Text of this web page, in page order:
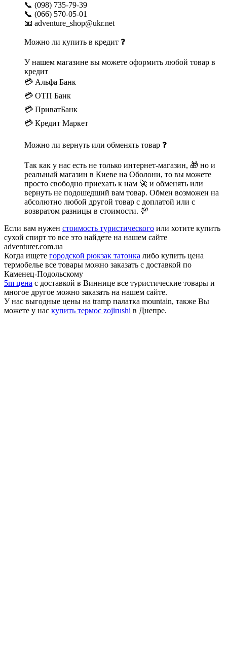
📞 (098) 735-79-39
📞 (066) 570-05-01
📧 adventure_shop@ukr.net
Можно ли купить в кредит ❓
У нашем магазине вы можете оформить любой товар в
кредит
💳 Альфа Банк
💳 ОТП Банк
💳 ПриватБанк
💳 Кредит Маркет
Можно ли вернуть или обменять товар ❓
Так как у нас есть не только интернет-магазин, 🎁 но и
реальный магазин в Киеве на Оболони, то вы можете
просто свободно приехать к нам 🚀 и обменять или
вернуть не подошедший вам товар. Обмен возможен на
абсолютно любой другой товар с доплатой или с
возвратом разницы в стоимости. 💯
Если вам нужен стоимость туристического или хотите купить
сухой спирт то все это найдете на нашем сайте
adventurer.com.ua
Когда ищете городской рюкзак татонка либо купить цена
термобелье все товары можно заказать с доставкой по
Каменец-Подольскому
5m цена с доставкой в Виннице все туристические товары и
многое другое можно заказать на нашем сайте.
У нас выгодные цены на tramp палатка mountain, также Вы
можете у нас купить термос zojirushi в Днепре.